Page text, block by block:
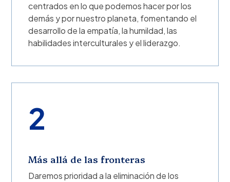
centrados en lo que podemos hacer por los
demás y por nuestro planeta, fomentando el
desarrollo de la empatía, la humildad, las
habilidades interculturales y el liderazgo.
2
Más allá de las fronteras
Daremos prioridad a la eliminación de los